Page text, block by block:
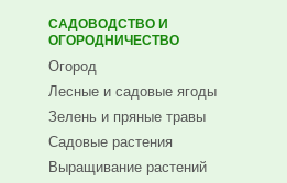
САДОВОДСТВО И
ОГОРОДНИЧЕСТВО
Огород
Лесные и садовые ягоды
Зелень и пряные травы
Садовые растения
Выращивание растений